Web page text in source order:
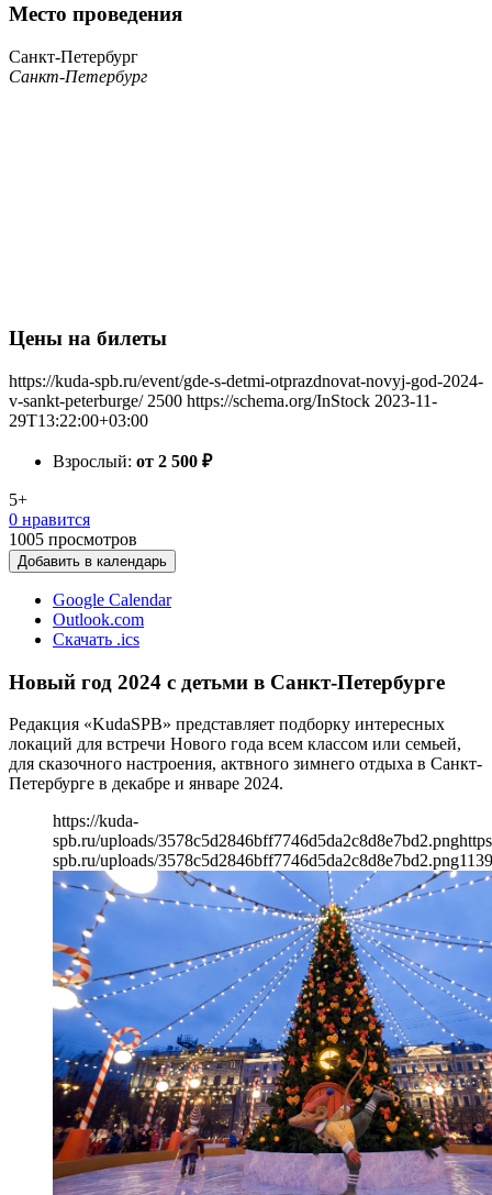
Место проведения
Санкт-Петербург
Санкт-Петербург
Цены на билеты
https://kuda-spb.ru/event/gde-s-detmi-otprazdnovat-novyj-god-2024-
v-sankt-peterburge/ 2500 https://schema.org/InStock 2023-11-
29T13:22:00+03:00
Взрослый: от 2 500 ₽
5+
0 нравится
1005 просмотров
Добавить в календарь
Google Calendar
Outlook.com
Скачать .ics
Новый год 2024 с детьми в Санкт-Петербурге
Редакция «KudaSPB» представляет подборку интересных
локаций для встречи Нового года всем классом или семьей,
для сказочного настроения, актвного зимнего отдыха в Санкт-
Петербурге в декабре и январе 2024.
https://kuda-
spb.ru/uploads/3578c5d2846bff7746d5da2c8d8e7bd2.png
spb.ru/uploads/3578c5d2846bff7746d5da2c8d8e7bd2.png1139